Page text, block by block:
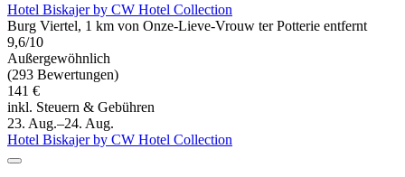
Hotel Biskajer by CW Hotel Collection
Burg Viertel, 1 km von Onze-Lieve-Vrouw ter Potterie entfernt
9,6/10
Außergewöhnlich
(293 Bewertungen)
141 €
inkl. Steuern & Gebühren
23. Aug.–24. Aug.
Hotel Biskajer by CW Hotel Collection